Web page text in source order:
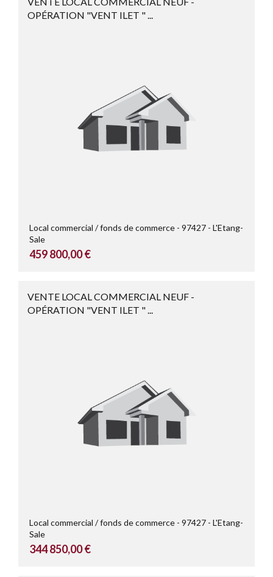
OPÉRATION "VENT ILET " ...
Local commercial / fonds de commerce 97427
L'Etang-
Sale
459 800,00 €
VENTE LOCAL COMMERCIAL NEUF -
OPÉRATION "VENT ILET " ...
Local commercial / fonds de commerce 97427
L'Etang-
Sale
344 850,00 €